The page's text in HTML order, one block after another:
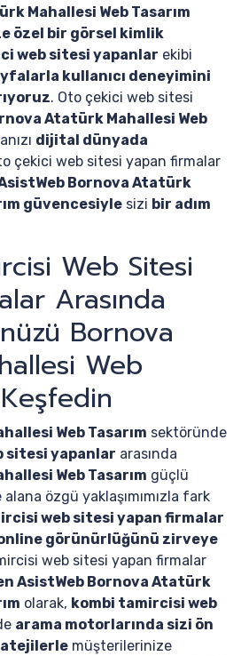
Mahallesi Web Tasarım
özel bir görsel kimlik
web sitesi yapanlar ekibi
kullanıcı deneyimini
. Oto çekici web sitesi
Atatürk Mahallesi Web
dijital dünyada
çekici web sitesi yapan firmalar
Bornova Atatürk
güvencesiyle sizi bir adım
Web Sitesi
Arasında
Bornova
Web
Web Tasarım sektöründe
sitesi yapanlar arasında
Web Tasarım güçlü
özgü yaklaşımımızla fark
web sitesi yapan firmalar
görünürlüğünü zirveye
web sitesi yapan firmalar
AsistWeb Bornova Atatürk
olarak, kombi tamircisi web
arama motorlarında sizi ön
müşterilerinize